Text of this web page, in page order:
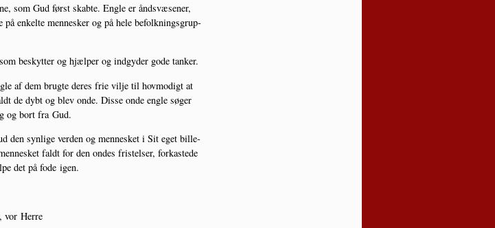
som Gud først skab­te. Eng­le er åndsvæ­se­ner,
på enkel­te men­ne­sker og på hele befolk­nings­grup­
beskyt­ter og hjæl­per og ind­g­y­der gode tanker.
af dem brug­te deres frie vil­je til hov­mo­digt at
de dybt og blev onde. Dis­se onde eng­le søger
og bort fra Gud.
den syn­li­ge ver­den og men­ne­sket i Sit eget bil­le­
faldt for den ondes fris­tel­ser, for­ka­ste­de
det på fode igen.
vor Herre